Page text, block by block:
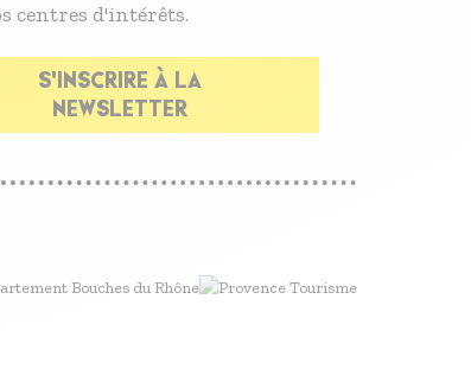
centres d'intérêts.
S'INSCRIRE À LA
NEWSLETTER